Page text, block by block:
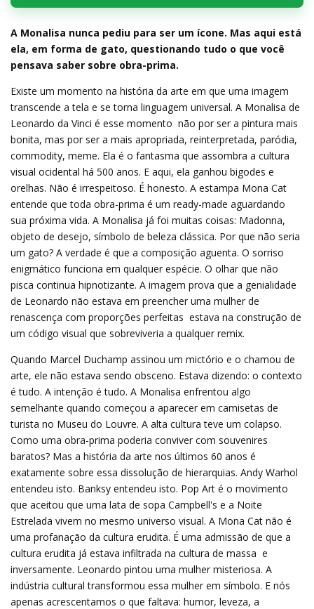
A Monalisa nunca pediu para ser um ícone. Mas aqui está
ela, em forma de gato, questionando tudo o que você
pensava saber sobre obra-prima.
Existe um momento na história da arte em que uma imagem
transcende a tela e se torna linguagem universal. A Monalisa de
Leonardo da Vinci é esse momento  não por ser a pintura mais
bonita, mas por ser a mais apropriada, reinterpretada, paródia,
commodity, meme. Ela é o fantasma que assombra a cultura
visual ocidental há 500 anos. E aqui, ela ganhou bigodes e
orelhas. Não é irrespeitoso. É honesto. A estampa Mona Cat
entende que toda obra-prima é um ready-made aguardando
sua próxima vida. A Monalisa já foi muitas coisas: Madonna,
objeto de desejo, símbolo de beleza clássica. Por que não seria
um gato? A verdade é que a composição aguenta. O sorriso
enigmático funciona em qualquer espécie. O olhar que não
pisca continua hipnotizante. A imagem prova que a genialidade
de Leonardo não estava em preencher uma mulher de
renascença com proporções perfeitas  estava na construção de
um código visual que sobreviveria a qualquer remix.
Quando Marcel Duchamp assinou um mictório e o chamou de
arte, ele não estava sendo obsceno. Estava dizendo: o contexto
é tudo. A intenção é tudo. A Monalisa enfrentou algo
semelhante quando começou a aparecer em camisetas de
turista no Museu do Louvre. A alta cultura teve um colapso.
Como uma obra-prima poderia conviver com souvenires
baratos? Mas a história da arte nos últimos 60 anos é
exatamente sobre essa dissolução de hierarquias. Andy Warhol
entendeu isto. Banksy entendeu isto. Pop Art é o movimento
que aceitou que uma lata de sopa Campbell's e a Noite
Estrelada vivem no mesmo universo visual. A Mona Cat não é
uma profanação da cultura erudita. É uma admissão de que a
cultura erudita já estava infiltrada na cultura de massa  e
inversamente. Leonardo pintou uma mulher misteriosa. A
indústria cultural transformou essa mulher em símbolo. E nós
apenas acrescentamos o que faltava: humor, leveza, a